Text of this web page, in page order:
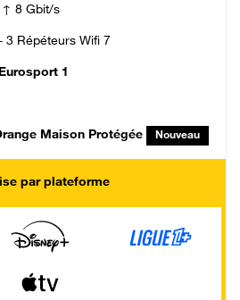
8 Gbit/s
3 Répéteurs Wifi 7
Eurosport 1
Maison Protégée Nouveau
par plateforme